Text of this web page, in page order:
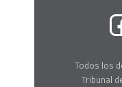
Todos los
Tribunal